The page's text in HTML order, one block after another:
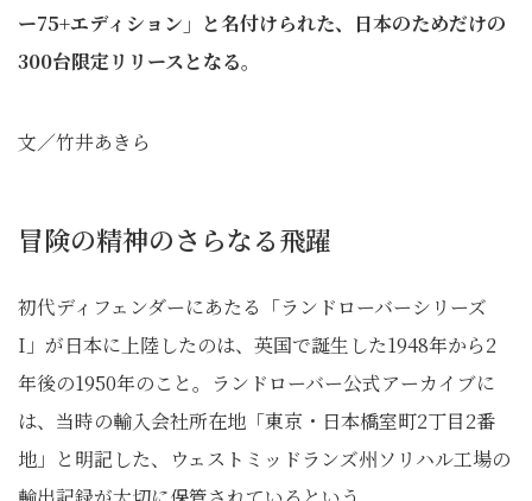
ー75+エディション」と名付けられた、日本のためだけの
300台限定リリースとなる。
文／竹井あきら
冒険の精神のさらなる飛躍
初代ディフェンダーにあたる「ランドローバーシリーズ
I」が日本に上陸したのは、英国で誕生した1948年から2
年後の1950年のこと。ランドローバー公式アーカイブに
は、当時の輸入会社所在地「東京・日本橋室町2丁目2番
地」と明記した、ウェストミッドランズ州ソリハル工場の